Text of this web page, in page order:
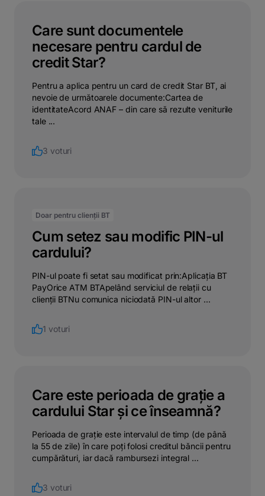
Care sunt documentele
necesare pentru cardul de
credit Star?
Pentru a aplica pentru un card de credit Star BT, ai
nevoie de următoarele documente:Cartea de
identitateAcord ANAF – din care să rezulte veniturile
tale ...
3 voturi
Doar pentru clienții BT
Cum setez sau modific PIN-ul
cardului?
PIN-ul poate fi setat sau modificat prin:Aplicația BT
PayOrice ATM BTApelând serviciul de relații cu
clienții BTNu comunica niciodată PIN-ul altor ...
1 voturi
Care este perioada de grație a
cardului Star și ce înseamnă?
Perioada de grație este intervalul de timp (de până
la 55 de zile) în care poți folosi creditul băncii pentru
cumpărături, iar dacă rambursezi integral ...
3 voturi